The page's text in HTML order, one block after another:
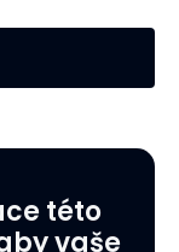
této
vaše